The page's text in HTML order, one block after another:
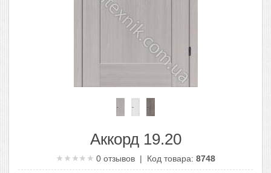
Аккорд 19.20
0отзывов | Код товара: 8748